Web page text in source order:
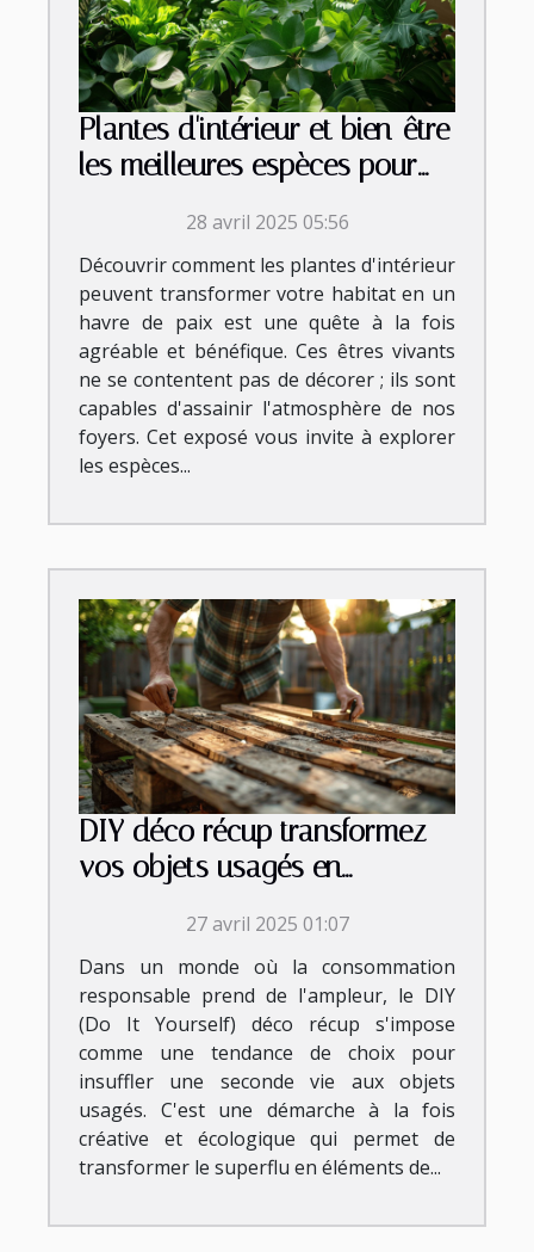
Plantes d'intérieur et bien-être
les meilleures espèces pour
28 avril 2025 05:56
Découvrir comment les plantes d'intérieur
peuvent transformer votre habitat en un
havre de paix est une quête à la fois
agréable et bénéfique. Ces êtres vivants
ne se contentent pas de décorer ; ils sont
capables d'assainir l'atmosphère de nos
foyers. Cet exposé vous invite à explorer
les espèces...
DIY déco récup transformez
vos objets usagés en
27 avril 2025 01:07
Dans un monde où la consommation
responsable prend de l'ampleur, le DIY
(Do It Yourself) déco récup s'impose
comme une tendance de choix pour
insuffler une seconde vie aux objets
usagés. C'est une démarche à la fois
créative et écologique qui permet de
transformer le superflu en éléments de...